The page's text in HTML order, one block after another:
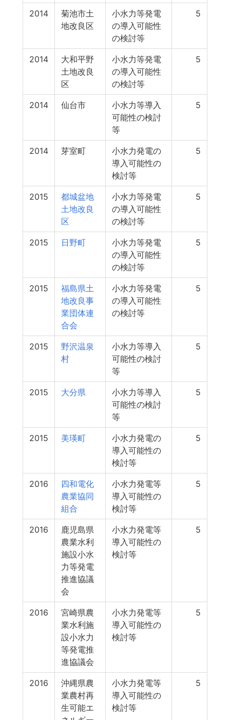
2014
菊池市土
地改良区
小水力等発電
の導入可能性
の検討等
5
2014
大和平野
土地改良
区
小水力等発電
の導入可能性
の検討等
5
2014 仙台市
小水力等導入
可能性の検討
等
5
2014 芽室町
小水力発電の
導入可能性の
検討等
5
2015
都城盆地
土地改良
区
小水力等発電
の導入可能性
の検討等
5
2015 日野町
小水力等発電
の導入可能性
の検討等
5
2015
福島県土
地改良事
業団体連
合会
小水力等発電
の導入可能性
の検討等
5
2015
野沢温泉
村
小水力等導入
可能性の検討
等
5
2015 大分県
小水力等導入
可能性の検討
等
5
2015 美瑛町
小水力発電の
導入可能性の
検討等
5
2016
四和電化
農業協同
組合
小水力発電等
導入可能性の
検討等
5
2016
鹿児島県
農業水利
施設小水
力等発電
推進協議
会
小水力発電等
導入可能性の
検討等
5
2016
宮崎県農
業水利施
設小水力
等発電推
進協議会
小水力発電等
導入可能性の
検討等
5
2016
沖縄県農
業農村再
生可能エ
小水力発電等
導入可能性の
検討等
5